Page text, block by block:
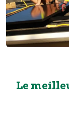
Le